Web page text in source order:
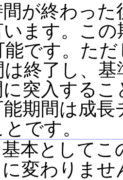
が終わっ
ます。こ
能です。た
終了し、
突入する
期間は成
です。
本として
変わりま